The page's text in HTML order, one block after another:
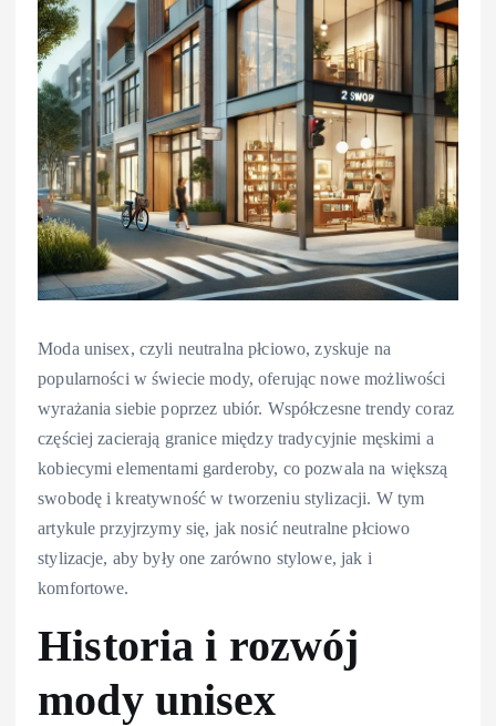
Moda unisex, czyli neutralna płciowo, zyskuje na
popularności w świecie mody, oferując nowe możliwości
wyrażania siebie poprzez ubiór. Współczesne trendy coraz
częściej zacierają granice między tradycyjnie męskimi a
kobiecymi elementami garderoby, co pozwala na większą
swobodę i kreatywność w tworzeniu stylizacji. W tym
artykule przyjrzymy się, jak nosić neutralne płciowo
stylizacje, aby były one zarówno stylowe, jak i
komfortowe.
Historia i rozwój
mody unisex